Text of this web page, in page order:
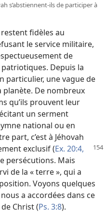
s’abstiennent-​ils de participer à
fidèles au
le service militaire,
de
Depuis la
particulier, une vague de
De nombreux
qu’ils prouvent leur
un serment
national ou en
part, c’est à Jéhovah
exclusif (Ex. 20:4,
persécutions. Mais
de la « terre », qui a
Voyons quelques
a accordées dans ce
Christ (Ps. 3:8).